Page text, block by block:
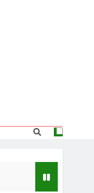
6 Meses Ago